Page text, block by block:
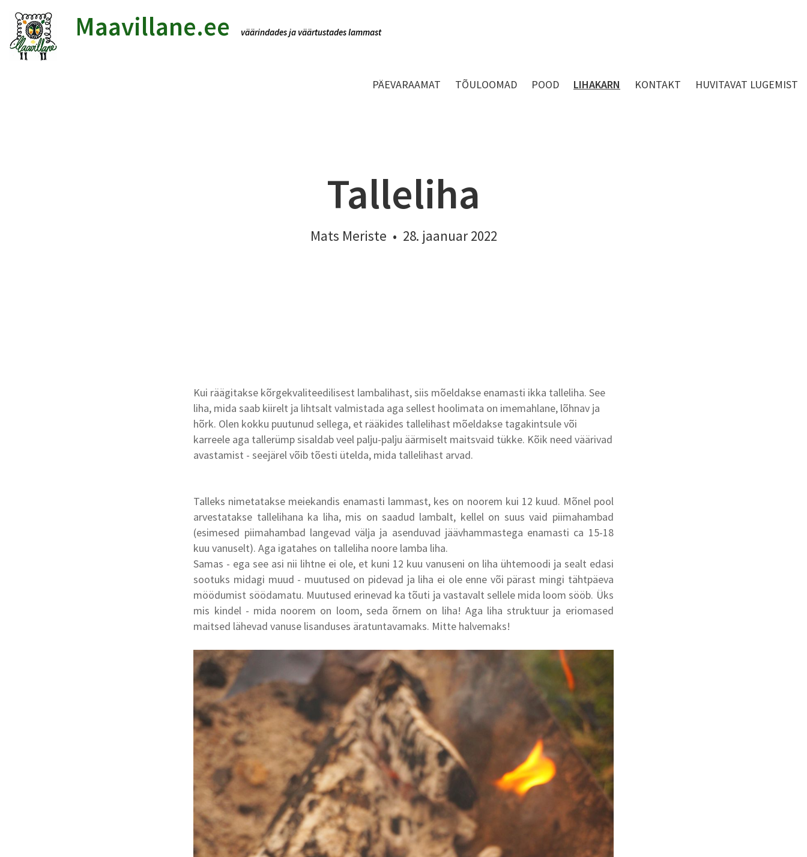
Maavillane.ee väärindades ja väärtustades lammast
PÄEVARAAMAT TÕULOOMAD POOD LIHAKARN KONTAKT HUVITAVAT LUGEMIST
Talleliha
Mats Meriste • 28. jaanuar 2022
Kui räägitakse kõrgekvaliteedilisest lambalihast, siis mõeldakse enamasti ikka talleliha. See
liha, mida saab kiirelt ja lihtsalt valmistada aga sellest hoolimata on imemahlane, lõhnav ja
hõrk. Olen kokku puutunud sellega, et rääkides tallelihast mõeldakse tagakintsule või
karreele aga tallerümp sisaldab veel palju-palju äärmiselt maitsvaid tükke. Kõik need väärivad
avastamist - seejärel võib tõesti ütelda, mida tallelihast arvad.
Talleks nimetatakse meiekandis enamasti lammast, kes on noorem kui 12 kuud. Mõnel pool
arvestatakse tallelihana ka liha, mis on saadud lambalt, kellel on suus vaid piimahambad
(esimesed piimahambad langevad välja ja asenduvad jäävhammastega enamasti ca 15-18
kuu vanuselt). Aga igatahes on talleliha noore lamba liha.
Samas - ega see asi nii lihtne ei ole, et kuni 12 kuu vanuseni on liha ühtemoodi ja sealt edasi
sootuks midagi muud - muutused on pidevad ja liha ei ole enne või pärast mingi tähtpäeva
möödumist söödamatu. Muutused erinevad ka tõuti ja vastavalt sellele mida loom sööb. Üks
mis kindel - mida noorem on loom, seda õrnem on liha! Aga liha struktuur ja eriomased
maitsed lähevad vanuse lisanduses äratuntavamaks. Mitte halvemaks!